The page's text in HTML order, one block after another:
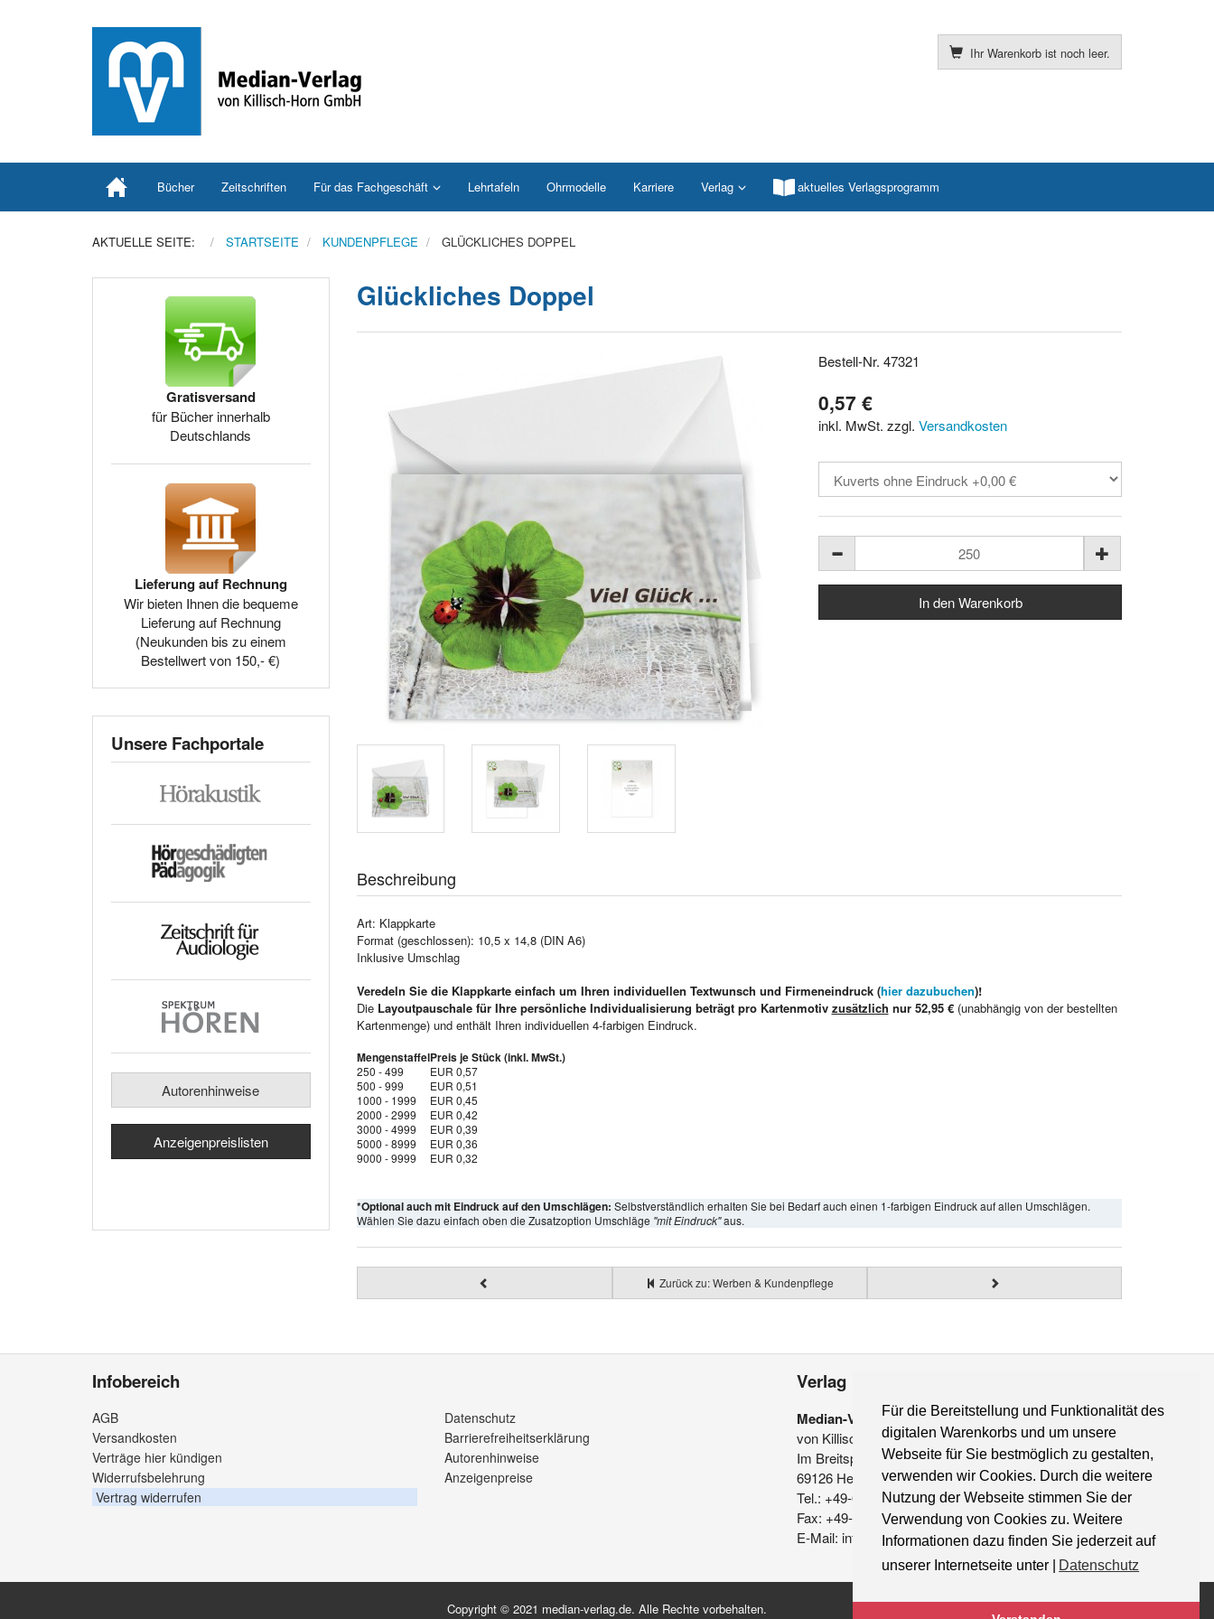
Für die Bereitstellung und Funktionalität des
digitalen Warenkorbs und um unsere
Webseite für Sie bestmöglich zu gestalten,
verwenden wir Cookies. Durch die weitere
Nutzung der Webseite stimmen Sie der
Verwendung von Cookies zu. Weitere
Informationen dazu finden Sie jederzeit auf
unserer Internetseite unter |
Datenschutz
Ihr Warenkorb ist noch leer.
Bücher Zeitschriften Für das Fachgeschäft Lehrtafeln Ohrmodelle Karriere Verlag aktuelles Verlagsprogramm
AKTUELLE SEITE: STARTSEITE KUNDENPFLEGE GLÜCKLICHES DOPPEL
Glückliches Doppel
Bestell-Nr. 47321
0,57 €
inkl. MwSt. zzgl.Versandkosten
Beschreibung
Art: Klappkarte
Format (geschlossen): 10,5 x 14,8 (DIN A6)
Inklusive Umschlag
Veredeln Sie die Klappkarte einfach um Ihren individuellen Textwunsch und Firmeneindruck (hier dazubuchen)!
Die Layoutpauschale für Ihre persönliche Individualisierung beträgt pro Kartenmotiv zusätzlich nur 52,95 €(unabhängig von der bestellten
Kartenmenge) und enthält Ihren individuellen 4-farbigen Eindruck.
MengenstaffelPreis je Stück (inkl. MwSt.)
250 - 499
EUR 0,57
500 - 999
EUR 0,51
1000 - 1999
EUR 0,45
2000 - 2999
EUR 0,42
3000 - 4999
EUR 0,39
5000 - 8999
EUR 0,36
9000 - 9999
EUR 0,32
*Optional auch mit Eindruck auf den Umschlägen: Selbstverständlich erhalten Sie bei Bedarf auch einen 1-farbigen Eindruck auf allen Umschlägen.
Wählen Sie dazu einfach oben die Zusatzoption Umschläge "mit Eindruck"aus.
Zurück zu: Werben & Kundenpflege
Gratisversand
für Bücher innerhalb
Deutschlands
Lieferung auf Rechnung
Wir bieten Ihnen die bequeme
Lieferung auf Rechnung
(Neukunden bis zu einem
Bestellwert von 150,- €)
Unsere Fachportale
Autorenhinweise
Anzeigenpreislisten
Infobereich
AGB
Versandkosten
Verträge hier kündigen
Widerrufsbelehrung
Vertrag widerrufen
Datenschutz
Barrierefreiheitserklärung
Autorenhinweise
Anzeigenpreise
Verlag
Median-Verlag
von Killisch-Horn GmbH
Im Breitspiel 11 a
69126 Heidelberg
Tel.: +49-6221-90 509-0
Fax: +49-6221-90 509-20
E-Mail: info@median-verlag.de
Copyright © 2021 median-verlag.de. Alle Rechte vorbehalten.